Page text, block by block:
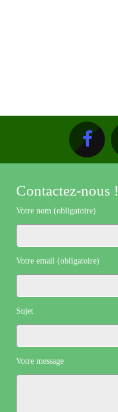
Contactez-nous !
Votre nom (obligatoire)
Votre email (obligatoire)
Sujet
Votre message